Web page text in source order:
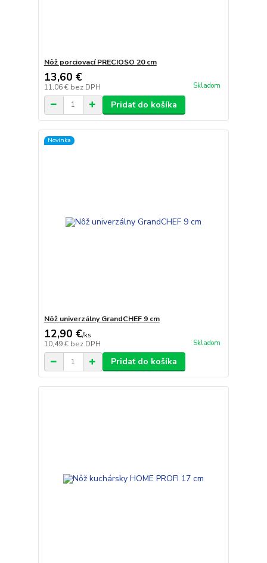
Nôž porciovací PRECIOSO 20 cm
13,60 €
11,06 € bez DPH Skladom
Pridať do košíka
Novinka
Nôž univerzálny GrandCHEF 9 cm
12,90 €/ks
10,49 € bez DPH Skladom
Pridať do košíka